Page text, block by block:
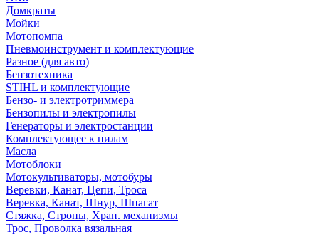
Домкраты
Мойки
Мотопомпа
Пневмоинструмент и комплектующие
Разное (для авто)
Бензотехника
STIHL и комплектующие
Бензо- и электротриммера
Бензопилы и электропилы
Генераторы и электростанции
Комплектующее к пилам
Масла
Мотоблоки
Мотокультиваторы, мотобуры
Веревки, Канат, Цепи, Троса
Веревка, Канат, Шнур, Шпагат
Стяжка, Стропы, Храп. механизмы
Трос, Проволка вязальная